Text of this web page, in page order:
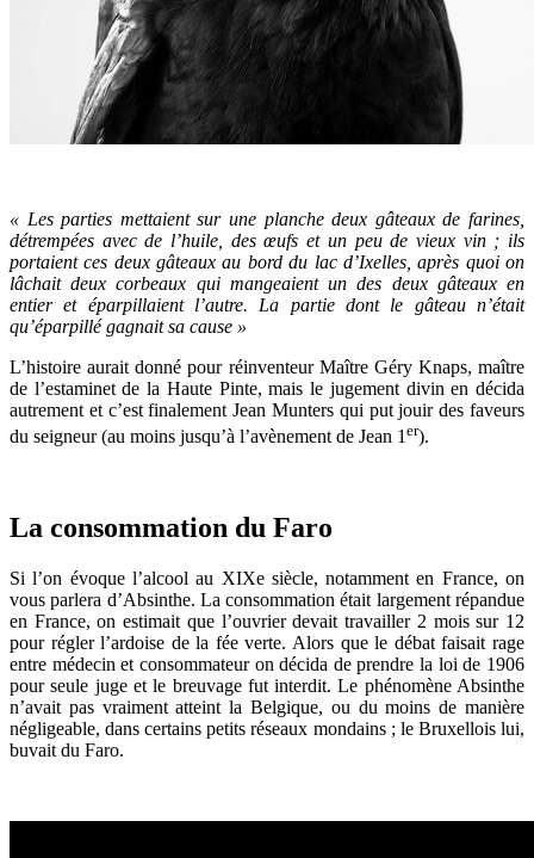
« Les parties mettaient sur une planche deux gâteaux de farines,
détrempées avec de l’huile, des œufs et un peu de vieux vin ; ils
portaient ces deux gâteaux au bord du lac d’Ixelles, après quoi on
lâchait deux corbeaux qui mangeaient un des deux gâteaux en
entier et éparpillaient l’autre. La partie dont le gâteau n’était
qu’éparpillé gagnait sa cause »
L’histoire aurait donné pour réinventeur Maître Géry Knaps, maître
de l’estaminet de la Haute Pinte, mais le jugement divin en décida
autrement et c’est finalement Jean Munters qui put jouir des faveurs
du seigneur (au moins jusqu’à l’avènement de Jean 1 er).
La consommation du Faro
Si l’on évoque l’alcool au XIXe siècle, notamment en France, on
vous parlera d’Absinthe. La consommation était largement répandue
en France, on estimait que l’ouvrier devait travailler 2 mois sur 12
pour régler l’ardoise de la fée verte. Alors que le débat faisait rage
entre médecin et consommateur on décida de prendre la loi de 1906
pour seule juge et le breuvage fut interdit. Le phénomène Absinthe
n’avait pas vraiment atteint la Belgique, ou du moins de manière
négligeable, dans certains petits réseaux mondains ; le Bruxellois lui,
buvait du Faro.